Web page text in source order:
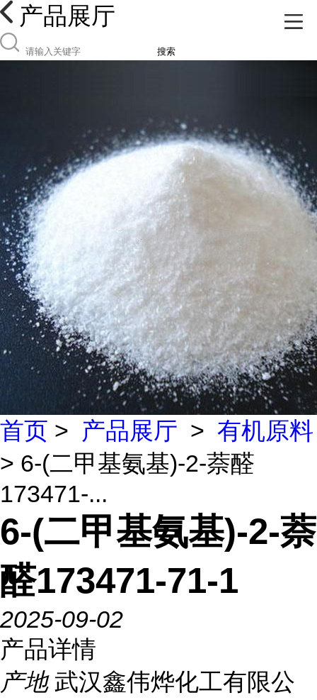
产品展厅
搜索
首页 > 产品展厅 > 有机原料
> 6-(二甲基氨基)-2-萘醛
173471-...
6-(二甲基氨基)-2-萘
醛173471-71-1
2025-09-02
产品详情
产地 武汉鑫伟烨化工有限公